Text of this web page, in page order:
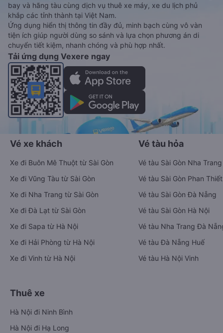
bay và hãng tàu cùng dịch vụ thuê xe máy, xe du lịch phủ
khắp các tỉnh thành tại Việt Nam.
Ứng dụng hiển thị thông tin đầy đủ, minh bạch cùng vô vàn
tiện ích giúp người dùng so sánh và lựa chọn phương án di
chuyển tiết kiệm, nhanh chóng và phù hợp nhất.
Tải ứng dụng Vexere ngay
Vé xe khách
Xe đi Buôn Mê Thuột từ Sài Gòn
Xe đi Vũng Tàu từ Sài Gòn
Xe đi Nha Trang từ Sài Gòn
Xe đi Đà Lạt từ Sài Gòn
Xe đi Sapa từ Hà Nội
Xe đi Hải Phòng từ Hà Nội
Xe đi Vinh từ Hà Nội
Vé tàu hỏa
Vé tàu Sài Gòn Nha Trang
Vé tàu Sài Gòn Phan Thiết
Vé tàu Sài Gòn Đà Nẵng
Vé tàu Sài Gòn Hà Nội
Vé tàu Nha Trang Đà
Vé tàu Đà Nẵng Huế
Vé tàu Hà Nội Vinh
Thuê xe
Hà Nội đi Ninh Bình
Hà Nội đi Hạ Long